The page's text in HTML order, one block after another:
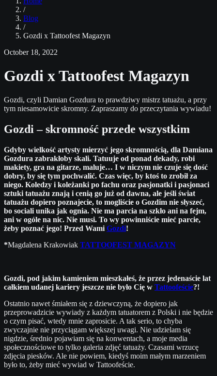
/
Blog
/
Gozdi x Tattoofest Magazyn
October 18, 2022
Gozdi x Tattoofest Magazyn
Gozdi, czyli Damian Gozdura to prawdziwy mistrz tatuażu, a przy
tym niesamowicie skromny. Zapraszamy do przeczytania wywiadu!
Gozdi – skromność przede wszystkim
Gdyby wielkość artysty mierzyć jego skromnością, dla Damiana
Gozdura zabrakłoby skali. Tatuuje od ponad dekady, robi
makiety, gra na gitarze, maluje… I w niczym nie czuje się dość
dobry, by się tym pochwalić. Czas więc, by ktoś to zrobił za
niego. Koledzy i koleżanki po fachu oraz pasjonatki i pasjonaci
sztuki tatuażu znają i cenią go już od dawna, ale jeśli świat
tatuażu dopiero poznajecie, to mogliście o Gozdim nie słyszeć,
bo sociali unika jak ognia. Nie ma parcia na szkło ani na fejm,
ani w ogóle na nic. Nie musi. To wy powinniście mieć parcie,
żeby poznać jego! Przed Wami Gozdi!
*Magdalena Krakowiak TATTOOFEST MAGAZYN
Gozdi, pod jakim kamieniem mieszkałeś, że przez jedenaście lat
całkiem udanej kariery jeszcze nie było Cię w Tattoofeście?!
Ostatnio nawet śmiałem się z dziewczyną, że dopiero jak
przeprowadzicie wywiady z każdym tatuatorem z Polski i nie będzie
o czym pisać, wtedy mnie zaprosicie. A tak serio, to chyba
zwyczajnie nie przyciągam większej uwagi. Nie udzielam się
nigdzie, średnio pojawiam się na konwentach, a moje media
społecznościowe to tylko galeria zdjęć tatuaży. Czasami wrzucę
zdjęcia piesków. Ale nie powiem, kiedyś moim małym marzeniem
było to, żeby mieć wywiad w Tattoofeście.